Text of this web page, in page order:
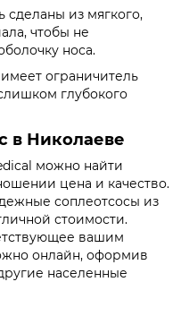
из мягкого,
чтобы не
носа.
ограничитель
глубокого
в Николаеве
можно найти
цена и качество.
соплеотсосы из
стоимости.
вашим
онлайн, оформив
населенные